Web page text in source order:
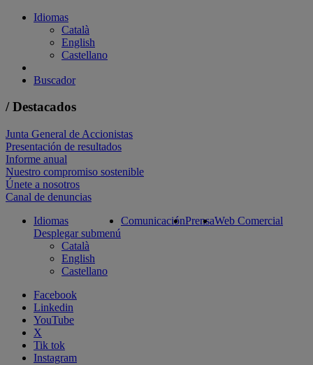
Idiomas
Català
English
Castellano
Buscador
/ Destacados
Junta General de Accionistas
Presentación de resultados
Informe anual
Nuestro compromiso sostenible
Únete a nosotros
Canal de denuncias
Idiomas
Desplegar submenú
Català
English
Castellano
ComunicaciónPrensaWeb Comercial
Facebook
Linkedin
YouTube
X
Tik tok
Instagram